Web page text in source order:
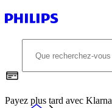
Payez plus tard avec Klarna